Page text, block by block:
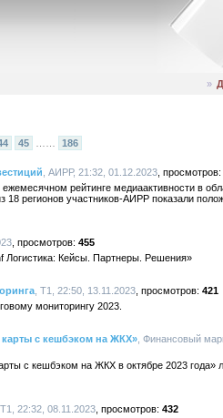
»
45 186
, АИРР, 21:32, 01.12.2023
рейтинге медиаактивности в
18 регионов участников-АИРР показали
455
Логистика: Кейсы. Партнеры. Решения»
, Т1, 22:50, 13.11.2023
421
мониторингу 2023.
карты с кешбэком на ЖКХ» , Финансовый
с кешбэком на ЖКХ в октябре 2023 года»
Т1, 22:32, 08.11.2023
432